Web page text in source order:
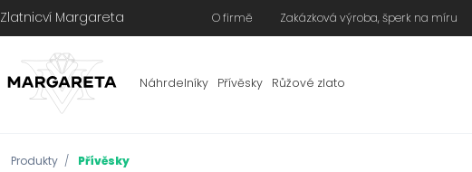
Zlatnicví Margareta O firmě Zakázková výroba, šperk na míru
Náhrdelníky Přívěsky Růžové zlato
Produkty Přívěsky